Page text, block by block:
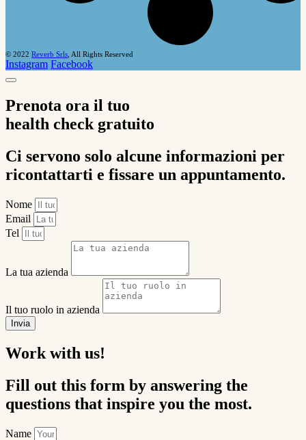
© 2022 Reverb Srls, All Rights Reserved
Instagram Facebook
Prenota ora il tuo
health check gratuito
Ci servono solo alcune informazioni per
ricontattarti e fissare un appuntamento.
Nome
Email
Tel
La tua azienda
Il tuo ruolo in azienda
Invia
Work with us!
Fill out this form by answering the
questions that inspire you the most.
Name